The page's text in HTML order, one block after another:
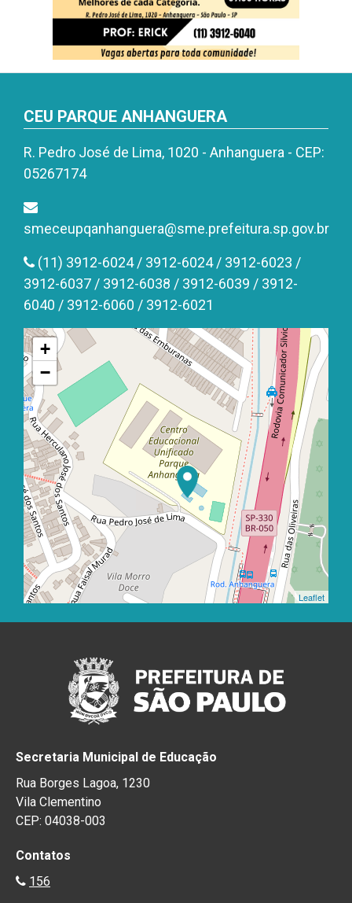
CEU PARQUE ANHANGUERA
R. Pedro José de Lima, 1020 - Anhanguera - CEP:
05267174
smeceupqanhanguera@sme.prefeitura.sp.gov.br
(11) 3912-6024 / 3912-6024 / 3912-6023 /
3912-6037 / 3912-6038 / 3912-6039 / 3912-
6040 / 3912-6060 / 3912-6021
+
−
Leaflet
Secretaria Municipal de Educação
Rua Borges Lagoa, 1230
Vila Clementino
CEP: 04038-003
Contatos
156